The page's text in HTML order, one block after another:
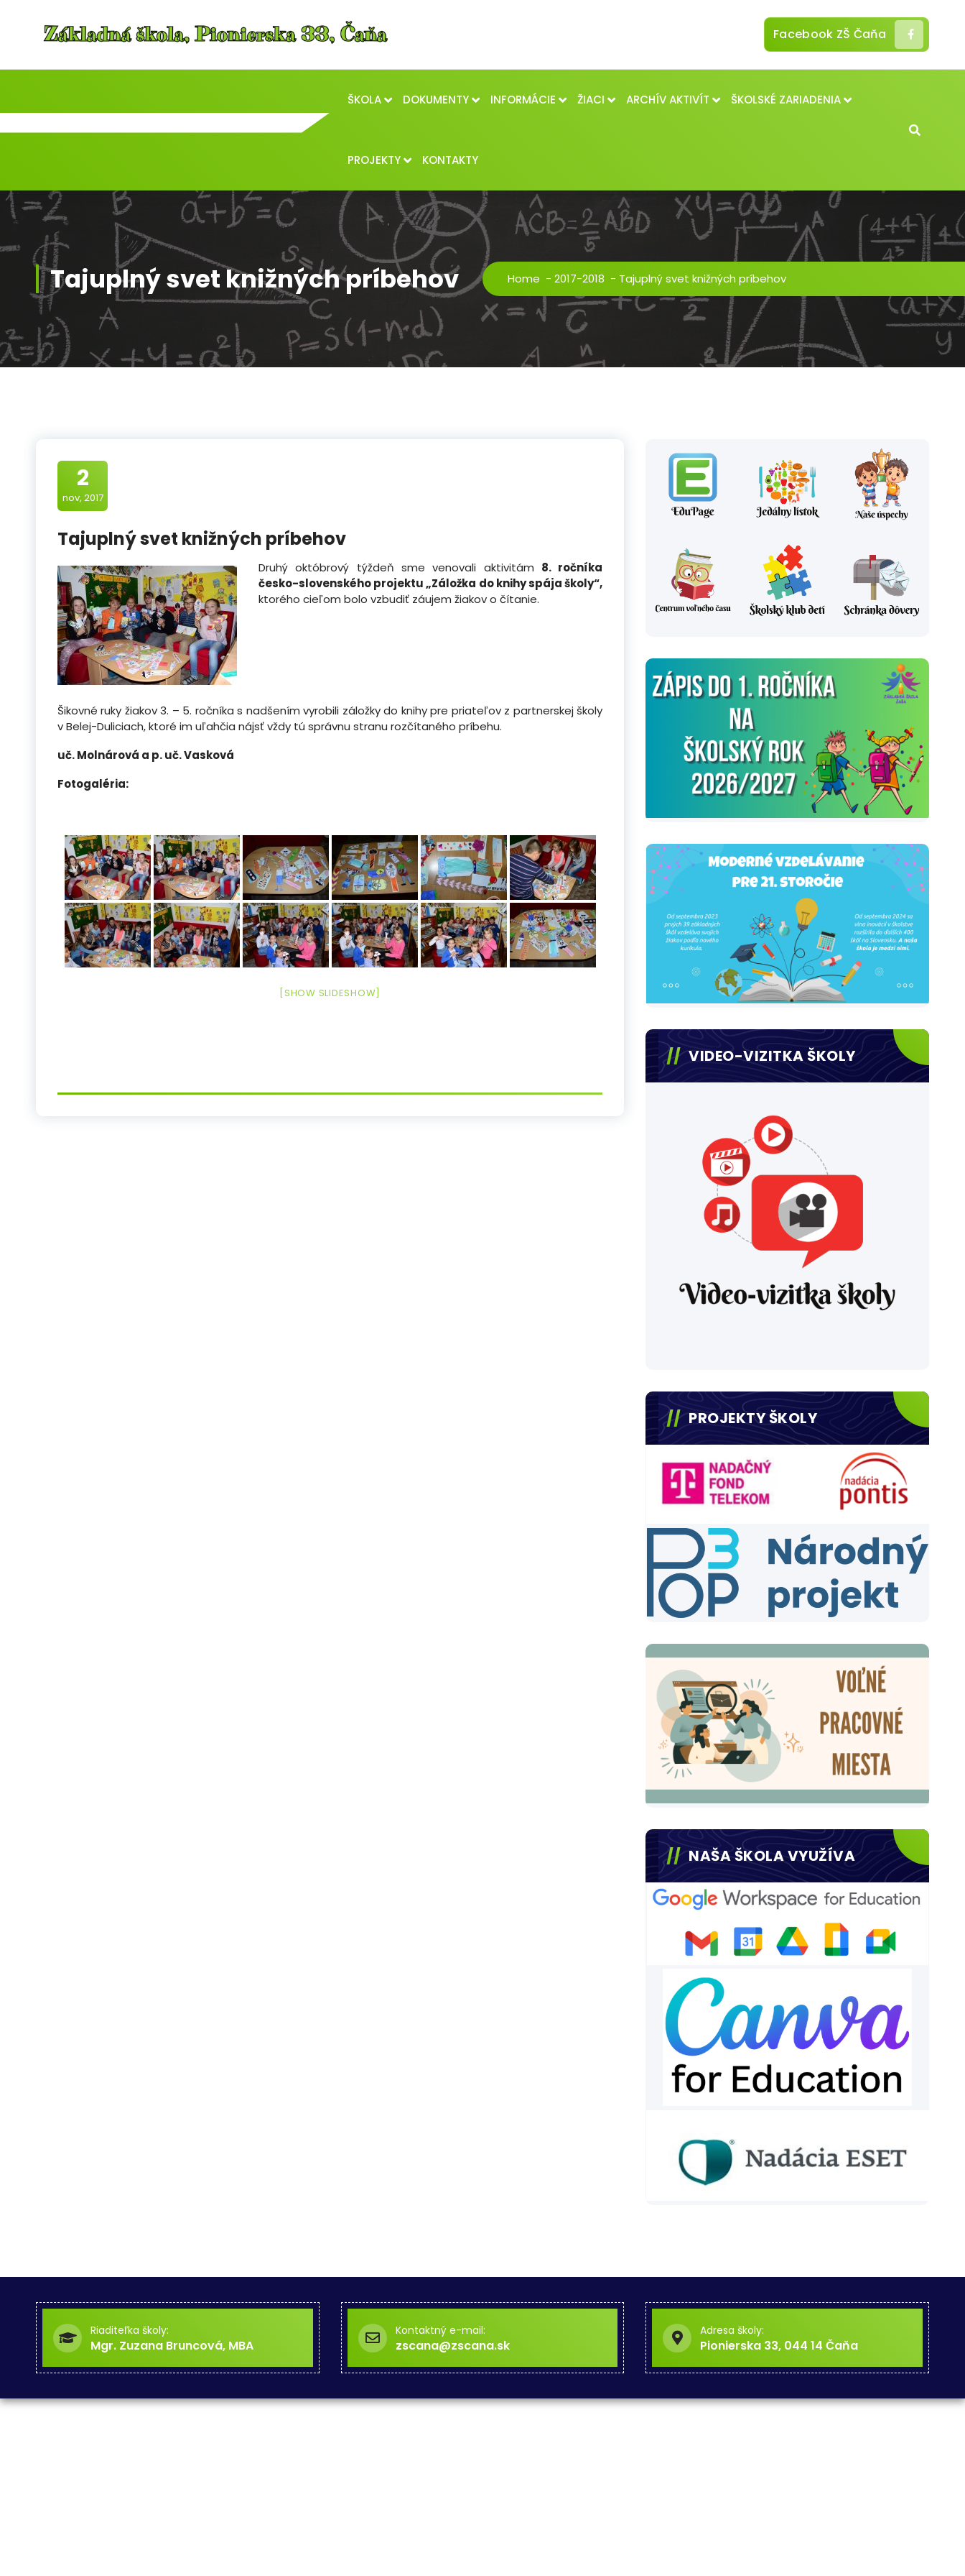
Facebook ZŠ Čaňa
ŠKOLA DOKUMENTY INFORMÁCIE ŽIACI ARCHÍV AKTIVÍT ŠKOLSKÉ ZARIADENIA
PROJEKTY KONTAKTY
Tajuplný svet knižných príbehov Home - 2017-2018 - Tajuplný svet knižných príbehov
2
nov, 2017
Tajuplný svet knižných príbehov
Druhý októbrový týždeň sme venovali aktivitám 8. ročníka
česko-slovenského projektu „Záložka do knihy spája školy“,
ktorého cieľom bolo vzbudiť záujem žiakov o čítanie.
Šikovné ruky žiakov 3. – 5. ročníka s nadšením vyrobili záložky do knihy pre priateľov z partnerskej školy
v Belej-Duliciach, ktoré im uľahčia nájsť vždy tú správnu stranu rozčítaného príbehu.
uč. Molnárová a p. uč. Vasková
Fotogaléria:
[SHOW SLIDESHOW]
VIDEO-VIZITKA ŠKOLY
PROJEKTY ŠKOLY
NAŠA ŠKOLA VYUŽÍVA
Riaditeľka školy:
Mgr. Zuzana Bruncová, MBA
Kontaktný e-mail:
zscana@zscana.sk
Adresa školy:
Pionierska 33, 044 14 Čaňa